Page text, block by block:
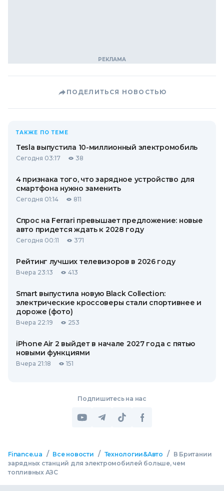
ПОДЕЛИТЬСЯ НОВОСТЬЮ
ТАКЖЕ ПО ТЕМЕ
Tesla выпустила 10-миллионный электромобиль
Сегодня 03:17 38
4 признака того, что зарядное устройство для
смартфона нужно заменить
Сегодня 01:14 811
Спрос на Ferrari превышает предложение: новые
авто придется ждать к 2028 году
Сегодня 00:11 371
Рейтинг лучших телевизоров в 2026 году
Вчера 23:13 413
Smart выпустила новую Black Collection:
электрические кроссоверы стали спортивнее и
дороже (фото)
Вчера 22:19 253
iPhone Air 2 выйдет в начале 2027 года с пятью
новыми функциями
Вчера 21:18 151
Подпишитесь на нас
Finance.ua / Все новости / Технологии&Авто /
В Британии
зарядных станций для электромобилей больше, чем
топливных АЗС